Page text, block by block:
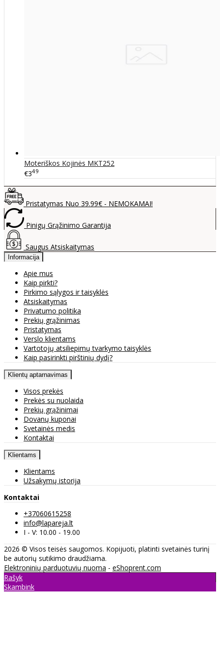
Moteriškos Kojinės MKT252
€349
Pristatymas Nuo 39.99€ - NEMOKAMAI!
Pinigų Grąžinimo Garantija
Saugus Atsiskaitymas
Informacija
Apie mus
Kaip pirkti?
Pirkimo sąlygos ir taisyklės
Atsiskaitymas
Privatumo politika
Prekių grąžinimas
Pristatymas
Verslo klientams
Vartotojų atsiliepimų tvarkymo taisyklės
Kaip pasirinkti pirštinių dydį?
Klientų aptarnavimas
Visos prekės
Prekės su nuolaida
Prekių grąžinimai
Dovanų kuponai
Svetainės medis
Kontaktai
Klientams
Klientams
Užsakymų istorija
Kontaktai
+37060615258
info@lapareja.lt
I - V: 10.00 - 19.00
2026 © Visos teisės saugomos. Kopijuoti, platinti svetainės turinį
be autorių sutikimo draudžiama.
Elektroninių parduotuvių nuoma - eShoprent.com
Rašyk
Skambink